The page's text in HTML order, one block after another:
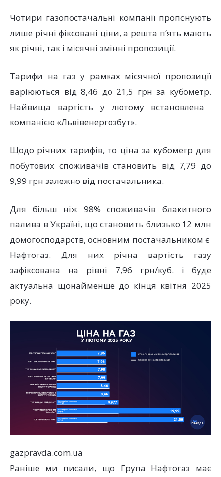
Чотири газопостачальні компанії пропонують
лише річні фіксовані ціни, а решта п’ять мають
як річні, так і місячні змінні пропозиції.
Тарифи на газ у рамках місячної пропозиції
варіюються від 8,46 до 21,5 грн за кубометр.
Найвища вартість у лютому встановлена ​​
компанією «Львівенергозбут».
Щодо річних тарифів, то ціна за кубометр для
побутових споживачів становить від 7,79 до
9,99 грн залежно від постачальника.
Для більш ніж 98% споживачів блакитного
палива в Україні, що становить близько 12 млн
домогосподарств, основним постачальником є ​​
Нафтогаз. Для них річна вартість газу
зафіксована на рівні 7,96 грн/куб. і буде
актуальна щонайменше до кінця квітня 2025
року.
gazpravda.com.ua
Раніше ми писали, що Група Нафтогаз має